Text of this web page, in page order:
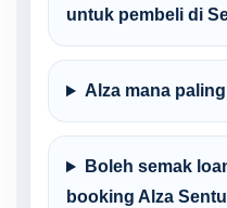
untuk pembeli di
Alza mana
Boleh semak
booking Alza